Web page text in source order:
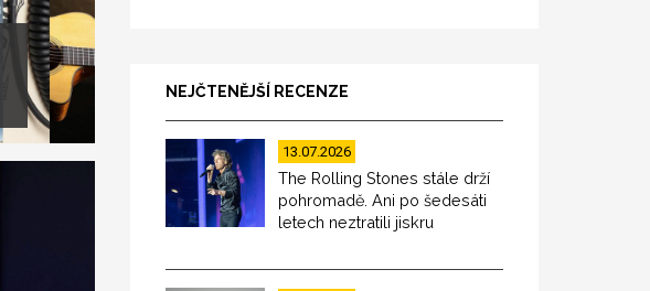
NEJČTENĚJŠÍ RECENZE
13.07.2026
The Rolling Stones stále drží
pohromadě. Ani po šedesáti
letech neztratili jiskru